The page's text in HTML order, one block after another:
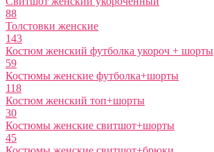
88
Толстовки женские
143
Костюм женский футболка укороч + шорты
59
Костюмы женские футболка+шорты
118
Костюм женский топ+шорты
30
Костюмы женские свитшот+шорты
45